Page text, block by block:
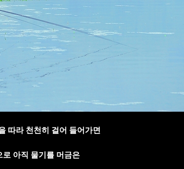
따라 천천히 걸어 들어가면
로 아직 물기를 머금은